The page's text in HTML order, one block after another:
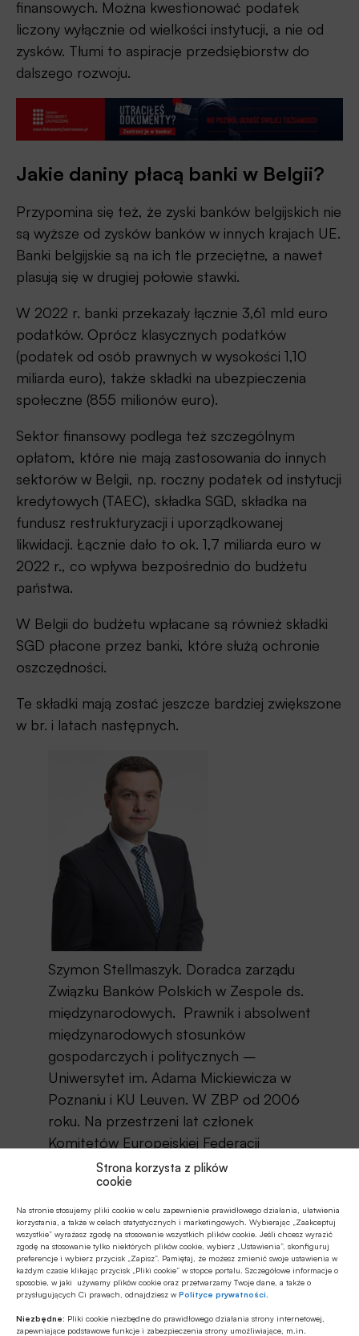
Strona korzysta z plików
cookie
Na stronie stosujemy pliki cookie w celu zapewnienie prawidłowego działania, ułatwienia
korzystania, a także w celach statystycznych i marketingowych. Wybierając „Zaakceptuj
wszystkie” wyrażasz zgodę na stosowanie wszystkich plików cookie. Jeśli chcesz wyrazić
zgodę na stosowanie tylko niektórych plików cookie, wybierz „Ustawienia”, skonfiguruj
preferencje i wybierz przycisk „Zapisz”. Pamiętaj, że możesz zmienić swoje ustawienia w
każdym czasie klikając przycisk „Pliki cookie” w stopce portalu. Szczegółowe informacje o
sposobie, w jaki używamy plików cookie oraz przetwarzamy Twoje dane, a także o
przysługujących Ci prawach, odnajdziesz wPolityce prywatności
Niezbędne: Pliki cookie niezbędne do prawidłowego działania strony internetowej,
zapewniające podstawowe funkcje i zabezpieczenia strony umożliwiające, m.in.
finansowych. Można kwestionować podatek
liczony wyłącznie od wielkości instytucji, a nie od
zysków. Tłumi to aspiracje przedsiębiorstw do
dalszego rozwoju.
Jakie daniny płacą banki w Belgii?
Przypomina się też, że zyski banków belgijskich nie
są wyższe od zysków banków w innych krajach UE.
Banki belgijskie są na ich tle przeciętne, a nawet
plasują się w drugiej połowie stawki.
W 2022 r. banki przekazały łącznie 3,61 mld euro
podatków. Oprócz klasycznych podatków
(podatek od osób prawnych w wysokości 1,10
miliarda euro), także składki na ubezpieczenia
społeczne (855 milionów euro).
Sektor finansowy podlega też szczególnym
opłatom, które nie mają zastosowania do innych
sektorów w Belgii, np. roczny podatek od instytucji
kredytowych (TAEC), składka SGD, składka na
fundusz restrukturyzacji i uporządkowanej
likwidacji. Łącznie dało to ok. 1,7 miliarda euro w
2022 r., co wpływa bezpośrednio do budżetu
państwa.
W Belgii do budżetu wpłacane są również składki
SGD płacone przez banki, które służą ochronie
oszczędności.
Te składki mają zostać jeszcze bardziej zwiększone
w br. i latach następnych.
Szymon Stellmaszyk. Doradca zarządu
Związku Banków Polskich w Zespole ds.
międzynarodowych. Prawnik i absolwent
międzynarodowych stosunków
gospodarczych i politycznych –
Uniwersytet im. Adama Mickiewicza w
Poznaniu i KU Leuven. W ZBP od 2006
roku. Na przestrzeni lat członek
Komitetów Europejskiej Federacji
Bankowej ds. międzynarodowych,
zwalczania przestępstw finansowych,
komunikacji i edukacji finansowej.
Źródło:BANK.pl
Udostępnij